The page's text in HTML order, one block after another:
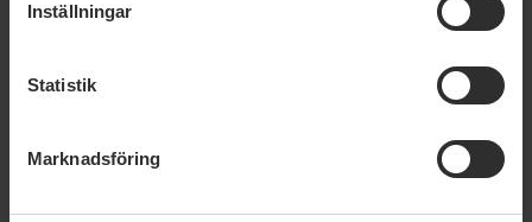
Inställningar
Statistik
Marknadsföring
Visa resultat